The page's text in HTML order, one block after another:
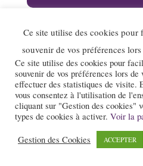
18
Djoukil Jazz Band
Annecy
18
AOÛ
Camille Heim Quintet
La Garde-Adhémar
Ce site utilise des cookies
souvenir de vos préférences
Ce site utilise des cookies pour
souvenir de vos préférences lors
effectuer des statistiques de visite.
vous consentez à l'utilisation de
cliquant sur "Gestion des cookies"
types de cookies à activer. Voir la
Gestion des Cookies ACCEPTER